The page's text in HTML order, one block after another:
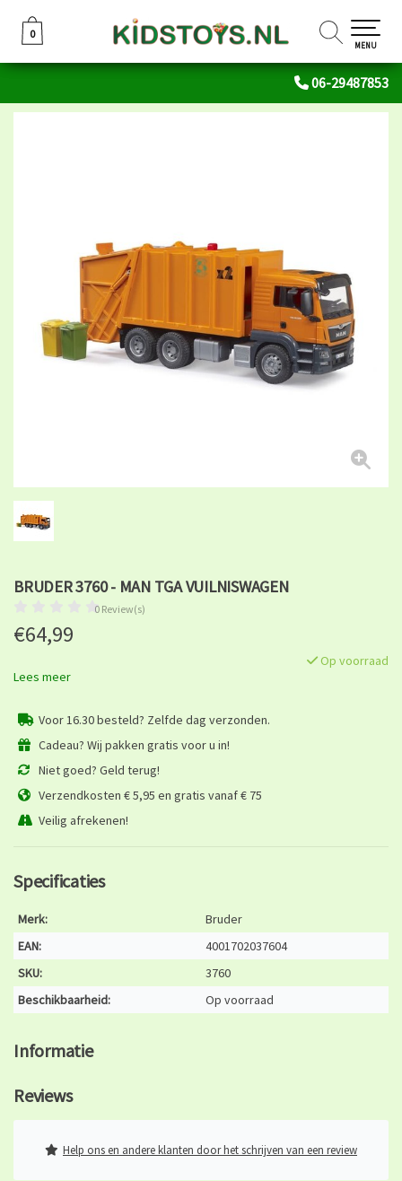
06-29487853
0
0
MENU
BRUDER 3760 - MAN TGA VUILNISWAGEN
0 Review(s)
€64,99
Op voorraad
Lees meer
Voor 16.30 besteld? Zelfde dag verzonden.
Cadeau? Wij pakken gratis voor u in!
Niet goed? Geld terug!
Verzendkosten € 5,95 en gratis vanaf € 75
Veilig afrekenen!
Specificaties
Merk:
Bruder
EAN:
4001702037604
SKU:
3760
Beschikbaarheid:
Op voorraad
Informatie
Reviews
Help ons en andere klanten door het schrijven van een review